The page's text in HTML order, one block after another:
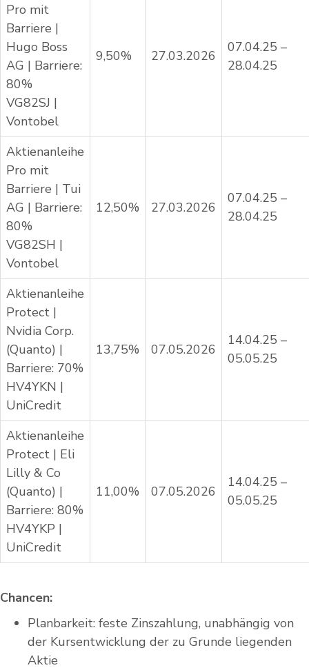
Pro mit
Barriere |
Hugo Boss
AG | Barriere:
80%
VG82SJ |
Vontobel
9,50% 27.03.2026
07.04.25 –
28.04.25
Aktienanleihe
Pro mit
Barriere | Tui
AG | Barriere:
80%
VG82SH |
Vontobel
12,50% 27.03.2026
07.04.25 –
28.04.25
Aktienanleihe
Protect |
Nvidia Corp.
(Quanto) |
Barriere: 70%
HV4YKN |
UniCredit
13,75% 07.05.2026
14.04.25 –
05.05.25
Aktienanleihe
Protect | Eli
Lilly & Co
(Quanto) |
Barriere: 80%
HV4YKP |
UniCredit
11,00% 07.05.2026
14.04.25 –
05.05.25
Chancen:
Planbarkeit: feste Zinszahlung, unabhängig von
der Kursentwicklung der zu Grunde liegenden
Aktie